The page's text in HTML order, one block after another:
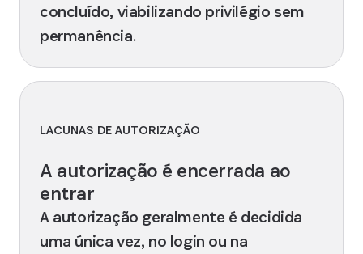
concluído, viabilizando privilégio sem
permanência.
LACUNAS DE AUTORIZAÇÃO
A autorização é encerrada ao
entrar
A autorização geralmente é decidida
uma única vez, no login ou na